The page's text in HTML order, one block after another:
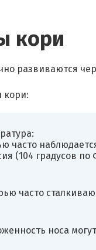
кори
развиваются
кори:
часто
(104 градусов по
часто
носа